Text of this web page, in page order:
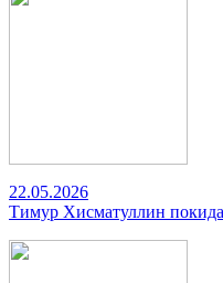
22.05.2026
Тимур Хисматуллин